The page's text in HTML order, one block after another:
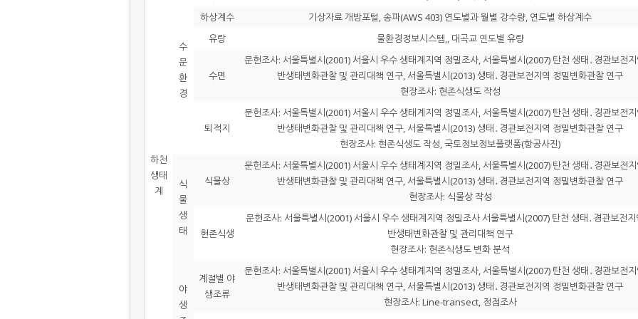
하천
생태
계
수
문
환
경
하상계수
기상자료 개방포털, 송파(AWS 403) 연도별과 월별 강수량, 연도별 하상계수
유랑
물환경정보시스템,, 대곡교 연도별 유량
수면
문헌조사: 서울특별시(2001) 서울시 우수 생태계지역 정밀조사, 서울특별시(2007) 탄천 생태․경관보전지
반생태변화관찰 및 관리대책 연구, 서울특별시(2013) 생태․경관보전지역 정밀변화관찰 연구
현장조사: 현존식생도 작성
퇴적지
문헌조사: 서울특별시(2001) 서울시 우수 생태계지역 정밀조사, 서울특별시(2007) 탄천 생태․경관보전지
반생태변화관찰 및 관리대책 연구, 서울특별시(2013) 생태․경관보전지역 정밀변화관찰 연구
현장조사: 현존식생도 작성, 국토정보정보플랫폼(항공사진)
식
물
생
태
식물상
문헌조사: 서울특별시(2001) 서울시 우수 생태계지역 정밀조사, 서울특별시(2007) 탄천 생태․경관보전지
반생태변화관찰 및 관리대책 연구, 서울특별시(2013) 생태․경관보전지역 정밀변화관찰 연구
현장조사: 식물상 작성
현존식생
문헌조사: 서울특별시(2001) 서울시 우수 생태계지역 정밀조사 서울특별시(2007) 탄천 생태․경관보전지
반생태변화관찰 및 관리대책 연구
현장조사: 현존식생도 변화 분석
야
생
계절별 야
생조류
문헌조사: 서울특별시(2001) 서울시 우수 생태계지역 정밀조사, 서울특별시(2007) 탄천 생태․경관보전지
반생태변화관찰 및 관리대책 연구, 서울특별시(2013) 생태․경관보전지역 정밀변화관찰 연구
현장조사: Line-transect, 정점조사